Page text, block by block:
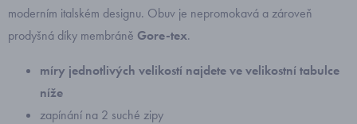
moderním italském designu. Obuv je nepromokavá a zároveň
prodyšná díky membráně Gore-tex.
míry jednotlivých velikostí najdete ve velikostní tabulce
níže
zapínání na 2 suché zipy